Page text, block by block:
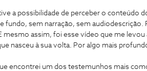
a possibilidade de perceber o conteúdo
fundo, sem narração, sem audiodescrição.
mesmo assim, foi esse vídeo que me levou
nasceu à sua volta. Por algo mais
encontrei um dos testemunhos mais